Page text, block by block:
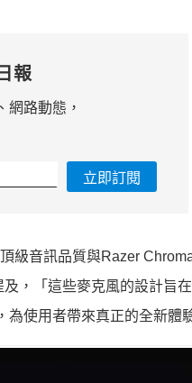
報
網路動態，
立即訂閱
級音訊品質與Razer
，「這些麥克風的設計旨
使用者帶來真正的全新體